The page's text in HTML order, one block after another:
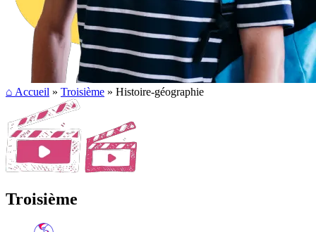
⌂ Accueil » Troisième » Histoire-géographie
Troisième